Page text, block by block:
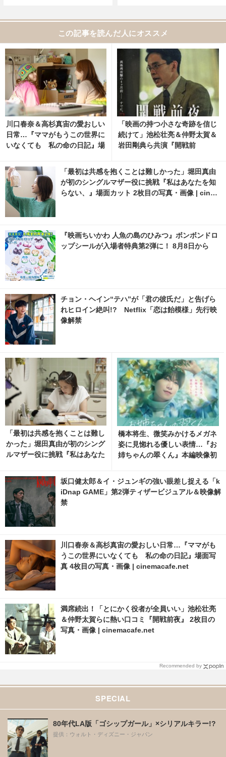
この記事を読んだ人にオススメ
川口春奈＆高杉真宙の愛おしい
日常…『ママがもうこの世界に
いなくても 私の命の日記』場
nemacafe.net
「映画の持つ小さな奇跡を信じ
続けて」池松壮亮＆仲野太賀＆
岩田剛典ら共演『開戦前
「最初は共感を抱くことは難しかった」堀田真由
が初のシングルマザー役に挑戦『私はあなたを知
らない、』場面カット 2枚目の写真・画像 | cinem
『映画ちいかわ 人魚の島のひみつ』ボンボンドロ
ップシールが入場者特典第2弾に！ 8月8日から
チョン・ヘイン“テハ”が「君の彼氏だ」と告げら
れヒロイン絶叫!? Netflix「恋は飴模様」先行映
像解禁
「最初は共感を抱くことは難し
かった」堀田真由が初のシング
ルマザー役に挑戦『私はあなた
目の写真・画像 | cinemacafe.
net
橋本将生、微笑みかけるメガネ
姿に見惚れる優しい表情…『お
姉ちゃんの翠くん』本編映像初
坂口健太郎＆イ・ジュンギの強い眼差し捉える「k
iDnap GAME」第2弾ティザービジュアル＆映像解
禁
川口春奈＆高杉真宙の愛おしい日常…『ママがも
うこの世界にいなくても 私の命の日記』場面写
真 4枚目の写真・画像 | cinemacafe.net
満席続出！「とにかく役者が全員いい」池松壮亮
＆仲野太賀らに熱い口コミ『開戦前夜』 2枚目の
写真・画像 | cinemacafe.net
Recommended by
SPECIAL
80年代LA版「ゴシップガール」×シリアルキラー!?
提供：ウォルト・ディズニー・ジャパン